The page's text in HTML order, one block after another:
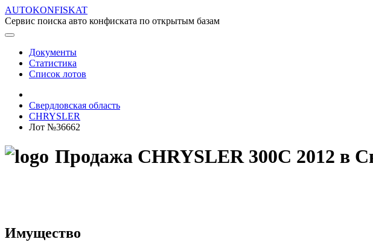
AUTOKONFISKAT
Сервис поиска авто конфиската по открытым базам
Документы
Статистика
Список лотов
Свердловская область
CHRYSLER
Лот №36662
Продажа CHRYSLER 300C 2012 в
Имущество